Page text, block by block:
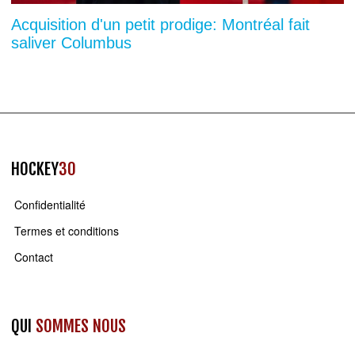
Acquisition d'un petit prodige: Montréal fait
saliver Columbus
HOCKEY30
Confidentialité
Termes et conditions
Contact
QUI SOMMES NOUS